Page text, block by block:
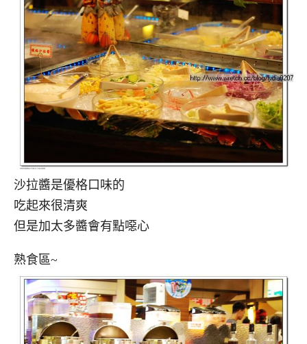
沙拉醬是優格口味的
吃起來很清爽
但是加太多醬會有點噁心
熟食區~